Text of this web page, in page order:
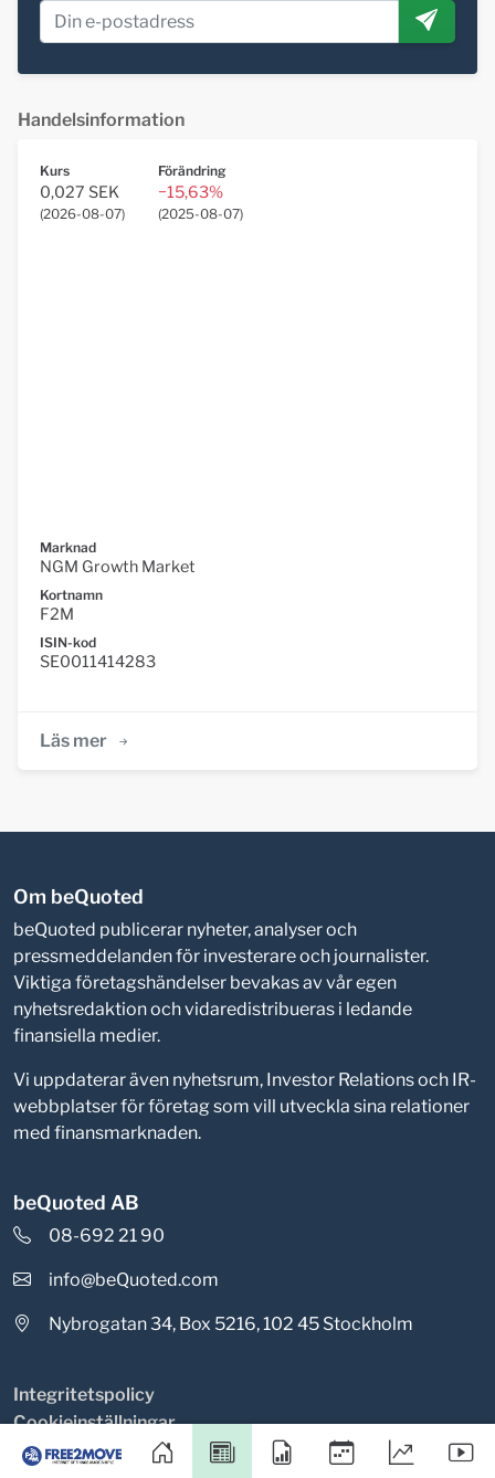
Handelsinformation
Kurs
0,027 SEK
(2026-08-07)
Förändring
−15,63%
(2025-08-07)
Marknad
NGM Growth Market
Kortnamn
F2M
ISIN-kod
SE0011414283
Läs mer
Om beQuoted
beQuoted publicerar nyheter, analyser och
pressmeddelanden för investerare och journalister.
Viktiga företagshändelser bevakas av vår egen
nyhetsredaktion och vidaredistribueras i ledande
finansiella medier.
Vi uppdaterar även nyhetsrum, Investor Relations och IR-
webbplatser för företag som vill utveckla sina relationer
med finansmarknaden.
beQuoted AB
08-692 21 90
info@beQuoted.com
Nybrogatan 34, Box 5216, 102 45 Stockholm
Integritetspolicy
Cookieinställningar